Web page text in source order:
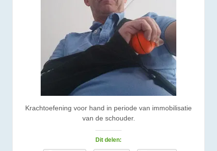
Krachtoefening voor hand in periode van immobilisatie
van de schouder.
Dit delen: